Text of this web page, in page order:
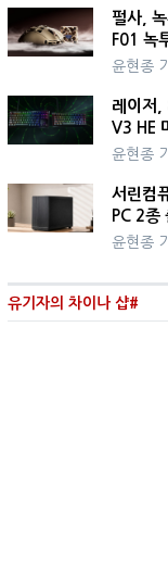
펄사,
F01 녹
윤현종
레이저,
V3 HE
윤현종
서린컴
PC 2종
윤현종
유기자의 차이나 샵#